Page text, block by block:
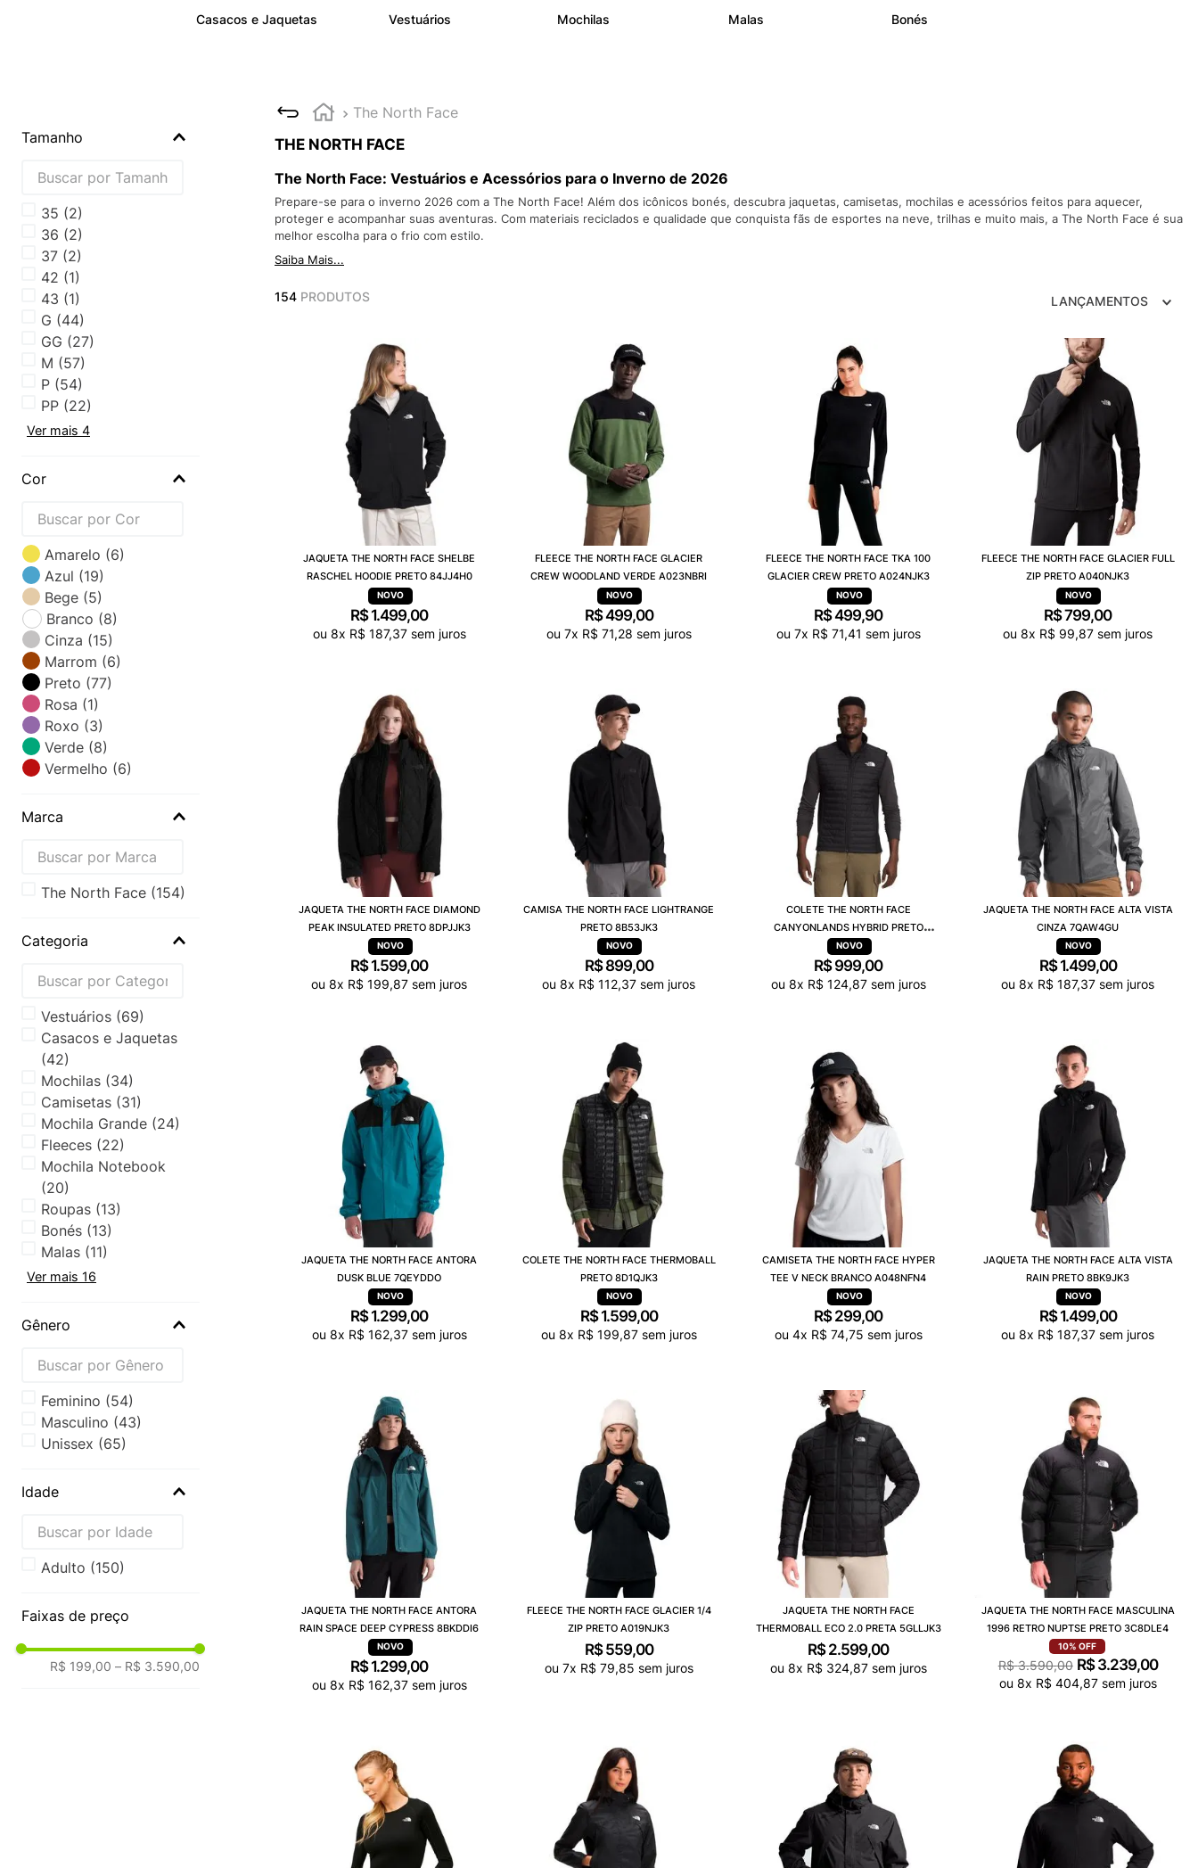
Casacos e Jaquetas Vestuários Mochilas Malas Bonés
Tamanho
35 (2)
36 (2)
37 (2)
42 (1)
43 (1)
G (44)
GG (27)
M (57)
P (54)
PP (22)
Ver mais 4
Cor
Amarelo (6)
Azul (19)
Bege (5)
Branco (8)
Cinza (15)
Marrom (6)
Preto (77)
Rosa (1)
Roxo (3)
Verde (8)
Vermelho (6)
Marca
the north face (154)
Categoria
Vestuários (69)
Casacos e Jaquetas
(42)
Mochilas (34)
Camisetas (31)
Mochila Grande (24)
Fleeces (22)
Mochila Notebook
(20)
Roupas (13)
Bonés (13)
Malas (11)
Ver mais 16
Gênero
Feminino (54)
Masculino (43)
Unissex (65)
Idade
Adulto (150)
Faixas de preço
R$ 199,00 – R$ 3.590,00
The North Face
THE NORTH FACE
The North Face: Vestuários e Acessórios para o Inverno de 2026
Prepare-se para o inverno 2026 com a The North Face! Além dos icônicos bonés, descubra jaquetas, camisetas, mochilas e acessórios feitos para aquecer,
proteger e acompanhar suas aventuras. Com materiais reciclados e qualidade que conquista fãs de esportes na neve, trilhas e muito mais, a The North Face é sua
melhor escolha para o frio com estilo.
Saiba Mais...
154 PRODUTOS LANÇAMENTOS
JAQUETA THE NORTH FACE SHELBE
RASCHEL HOODIE PRETO 84JJ4H0
R$1.499,00
ou 8x R$ 187,37sem juros
FLEECE THE NORTH FACE GLACIER
CREW WOODLAND VERDE A023NBRI
R$499,00
ou 7x R$ 71,28 sem juros
FLEECE THE NORTH FACE TKA 100
GLACIER CREW PRETO A024NJK3
R$499,90
ou 7x R$ 71,41 sem juros
FLEECE THE NORTH FACE GLACIER FULL
ZIP PRETO A040NJK3
R$799,00
ou8x R$ 99,87 sem juros
JAQUETA THE NORTH FACE DIAMOND
PEAK INSULATED PRETO 8DPJJK3
R$1.599,00
ou8x R$ 199,87 sem juros
CAMISA THE NORTH FACE LIGHTRANGE
PRETO 8B53JK3
R$ 899,00
ou8x R$ 112,37 sem juros
COLETE THE NORTH FACE
CANYONLANDS HYBRID PRETO
7UJJ4H0
R$999,00
ou 8x R$ 124,87sem juros
JAQUETA THE NORTH FACE ALTA VISTA
CINZA 7QAW4GU
R$ 1.499,00
ou8x R$ 187,37 sem juros
JAQUETA THE NORTH FACE ANTORA
DUSK BLUE 7QEYDDO
R$1.299,00
ou 8x R$ 162,37sem juros
COLETE THE NORTH FACE THERMOBALL
PRETO 8D1QJK3
R$ 1.599,00
ou 8x R$ 199,87sem juros
CAMISETA THE NORTH FACE HYPER
TEE V NECK BRANCO A048NFN4
R$299,00
ou 4x R$ 74,75 sem juros
JAQUETA THE NORTH FACE ALTA VISTA
RAIN PRETO 8BK9JK3
R$ 1.499,00
ou8x R$ 187,37 sem juros
JAQUETA THE NORTH FACE ANTORA
RAIN SPACE DEEP CYPRESS 8BKDDI6
R$1.299,00
ou 8x R$ 162,37sem juros
FLEECE THE NORTH FACE GLACIER 1/4
ZIP PRETO A019NJK3
R$ 559,00
ou 7x R$ 79,85 sem juros
JAQUETA THE NORTH FACE
THERMOBALL ECO 2.0 PRETA 5GLLJK3
R$2.599,00
ou 8x R$ 324,87sem juros
JAQUETA THE NORTH FACE MASCULINA
1996 RETRO NUPTSE PRETO 3C8DLE4
10% OFF
R$ 3.590,00 R$ 3.239,00
ou 8x R$ 404,87sem juros